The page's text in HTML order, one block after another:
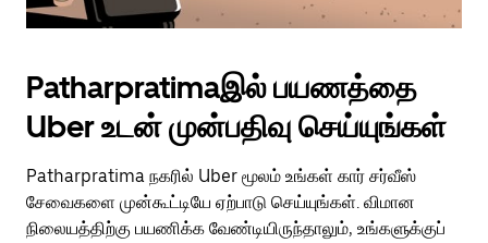
Patharpratimaஇல் பயணத்தை
Uber உடன் முன்பதிவு செய்யுங்கள்
Patharpratima நகரில் Uber மூலம் உங்கள் கார் சர்வீஸ்
சேவைகளை முன்கூட்டியே ஏற்பாடு செய்யுங்கள். விமான
நிலையத்திற்கு பயணிக்க வேண்டியிருந்தாலும், உங்களுக்குப்